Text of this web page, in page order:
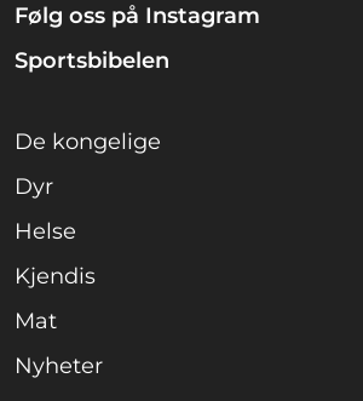
Følg oss på Instagram
Sportsbibelen
De kongelige
Dyr
Helse
Kjendis
Mat
Nyheter